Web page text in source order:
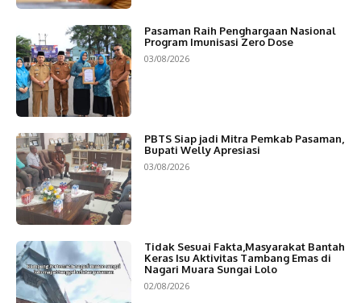
Pasaman Raih Penghargaan Nasional
Program Imunisasi Zero Dose
03/08/2026
PBTS Siap jadi Mitra Pemkab Pasaman,
Bupati Welly Apresiasi
03/08/2026
Tidak Sesuai Fakta,Masyarakat Bantah
Keras Isu Aktivitas Tambang Emas di
Nagari Muara Sungai Lolo
02/08/2026